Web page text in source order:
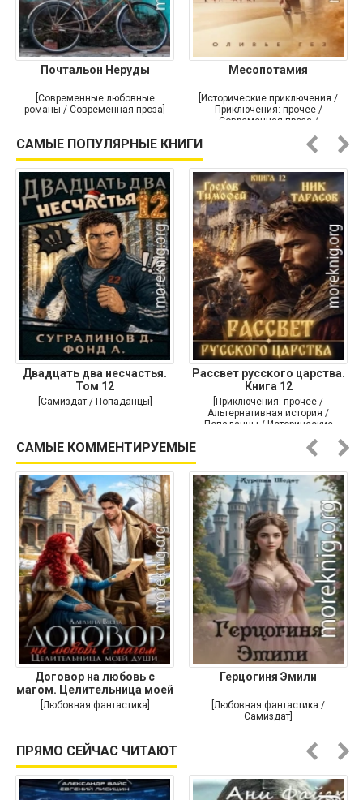
Почтальон Неруды
[Современные любовные
романы / Современная проза]
Месопотамия
[Исторические приключения /
Приключения: прочее /
Современная проза /
САМЫЕ ПОПУЛЯРНЫЕ КНИГИ
Двадцать два несчастья.
Том 12
[Самиздат / Попаданцы]
Рассвет русского царства.
Книга 12
[Приключения: прочее /
Альтернативная история /
Попаданцы / Исторические
САМЫЕ КОММЕНТИРУЕМЫЕ
Договор на любовь с
магом. Целительница моей
души
[Любовная фантастика]
Герцогиня Эмили
[Любовная фантастика /
Самиздат]
ПРЯМО СЕЙЧАС ЧИТАЮТ